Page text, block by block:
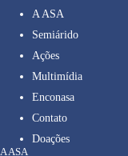
A ASA
Semiárido
Ações
Multimídia
Enconasa
Contato
Doações
A ASA